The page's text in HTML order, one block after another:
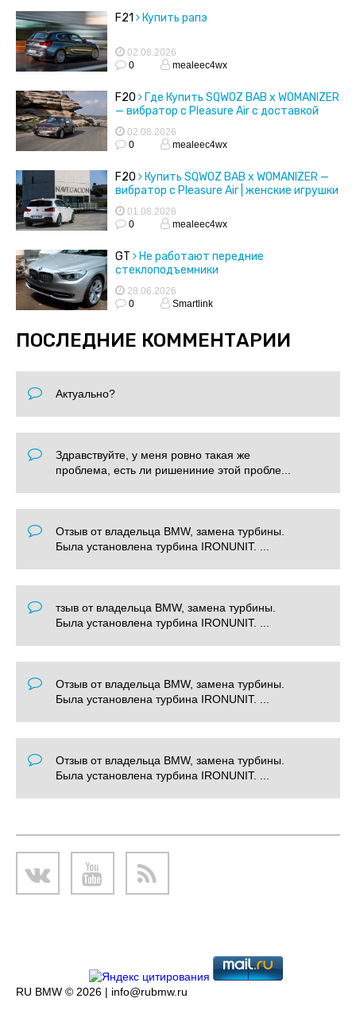
F21 Купить рапэ
02.08.2026
0
mealeec4wx
F20
Где Купить SQWOZ BAB x WOMANIZER
— вибратор с Pleasure Air с доставкой
02.08.2026
0
mealeec4wx
F20
Купить SQWOZ BAB x WOMANIZER —
вибратор с Pleasure Air | женские игрушки
01.08.2026
0
mealeec4wx
GT
Не работают передние
стеклоподъемники
28.06.2026
0
Smartlink
ПОСЛЕДНИЕ КОММЕНТАРИИ
Актуально?
Здравствуйте, у меня ровно такая же
проблема, есть ли ришениние этой пробле...
Отзыв от владельца BMW, замена турбины.
Была установлена турбина IRONUNIT. ...
тзыв от владельца BMW, замена турбины.
Была установлена турбина IRONUNIT. ...
Отзыв от владельца BMW, замена турбины.
Была установлена турбина IRONUNIT. ...
Отзыв от владельца BMW, замена турбины.
Была установлена турбина IRONUNIT. ...
RU BMW © 2026 | info@rubmw.ru